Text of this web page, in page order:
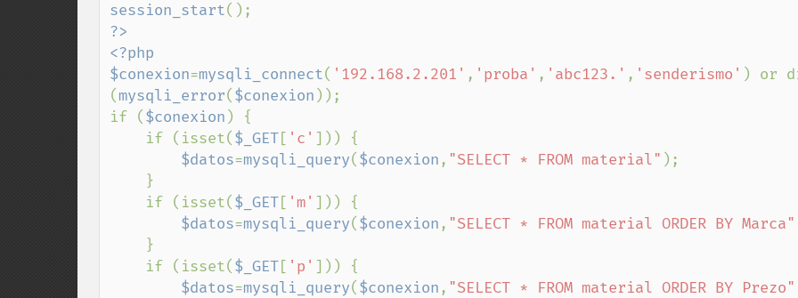
session_start
?>
<?php
$conexion=mysqli_connect( '192.168.2.201' , 'proba' , 'abc123.' , 'senderismo' ) or
(mysqli_error($conexion ));
if ($conexion ) {
    if (isset(
$_GET[ 'c' ])) {
$datos=mysqli_query($conexion , "SELECT * FROM material" );
    if (isset(
$_GET[ 'm' ])) {
$datos=mysqli_query($conexion , "SELECT * FROM material ORDER BY Marca"
    if (isset(
$_GET[ 'p' ])) {
$datos=mysqli_query($conexion , "SELECT * FROM material ORDER BY Prezo"